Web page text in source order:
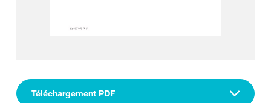
Téléchargement PDF